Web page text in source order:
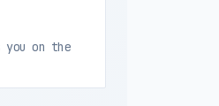
on the